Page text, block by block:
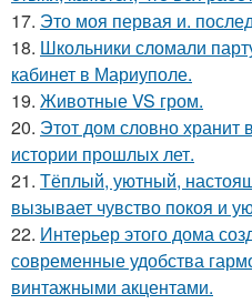
17. Это моя первая и.
18. Школьники сломали
кабинет в Мариуполе.
19. Животные VS гром.
20. Этот дом словно хранит
истории прошлых лет.
21. Тёплый, уютный,
вызывает чувство покоя и
22. Интерьер этого дома
современные удобства
винтажными акцентами.